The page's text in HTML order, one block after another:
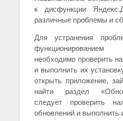
к дисфункции
различные проблемы и
Для устранения
необходимо проверить
и выполнить их
открыть приложение,
найти раздел
следует проверить
обновлений и выполнить